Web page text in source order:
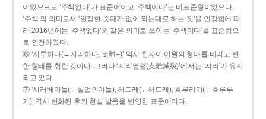
이었으므로 ‘주책없다’가 표준어이고 ‘주책이다’는 비표준형이었으나,
‘주책’의 의미로서 ‘일정한 줏대가 없이 되는대로 하는 짓’을 인정함에 따
라 2016년에는 ‘주책없다’와 같은 의미로 쓰이는 ‘주책이다’를 표준형으
로 인정하였다.
⑥ ‘지루하다(←지리하다, 支離--)’ 역시 한자어 어원의 형태를 버리고 변
한 형태를 취한 것이다. 그러나 ‘지리멸렬(支離滅裂)’에서는 ‘지리’가 유지
되고 있다.
⑦ ‘시러베아들(←실업의아들), 허드레(←허드래), 호루라기(←호루루
기)’ 역시 변화된 후의 현실 발음을 반영한 표준어이다.